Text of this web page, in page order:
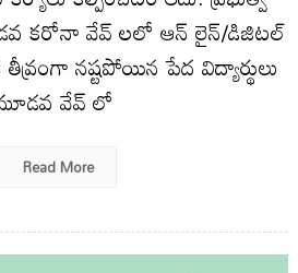
కరోనా వేవ్ లలో ఆన్ లైన్/డిజిటల్
నష్టపోయిన పేద విద్యార్థులు
వేవ్ లో
Read More